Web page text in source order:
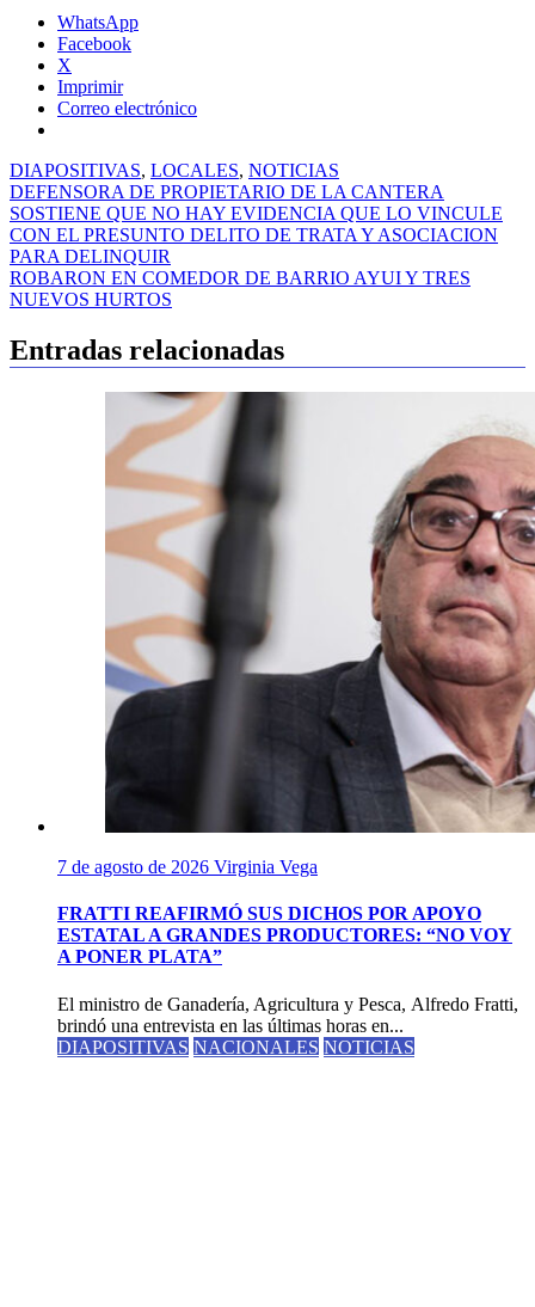
WhatsApp
Facebook
X
Imprimir
Correo electrónico
DIAPOSITIVAS, LOCALES, NOTICIAS
Navegación
de
entradas
DEFENSORA DE PROPIETARIO DE LA CANTERA
SOSTIENE QUE NO HAY EVIDENCIA QUE LO VINCULE
CON EL PRESUNTO DELITO DE TRATA Y ASOCIACION
PARA DELINQUIR
ROBARON EN COMEDOR DE BARRIO AYUI Y TRES
NUEVOS HURTOS
Entradas relacionadas
7 de agosto de 2026 Virginia Vega
FRATTI REAFIRMÓ SUS DICHOS POR APOYO
ESTATAL A GRANDES PRODUCTORES: “NO VOY
A PONER PLATA”
El ministro de Ganadería, Agricultura y Pesca, Alfredo Fratti,
brindó una entrevista en las últimas horas en...
DIAPOSITIVAS NACIONALES NOTICIAS